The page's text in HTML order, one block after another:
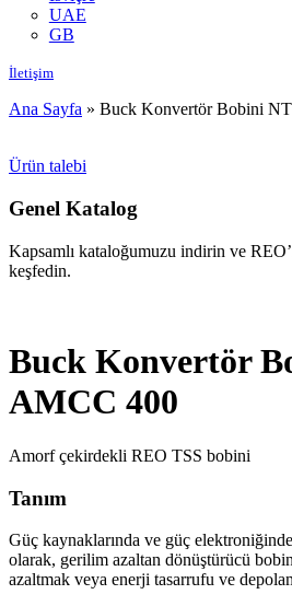
UAE
GB
İletişim
Ana Sayfa » Buck Konvertör Bobini
Ürün talebi
Genel Katalog
Kapsamlı kataloğumuzu indirin ve
keşfedin.
Buck Konvertör
AMCC 400
Amorf çekirdekli REO TSS bobini
Tanım
Güç kaynaklarında ve güç
olarak, gerilim azaltan dönüştürücü
azaltmak veya enerji tasarrufu ve